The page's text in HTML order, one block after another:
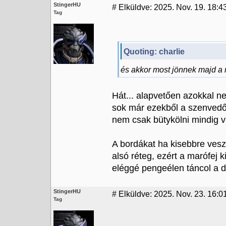
StingerHU
Tag
# Elküldve: 2025. Nov. 19.
Quoting: charlie
és akkor most jönnek majd a
Hát... alapvetően azokkal
sok már ezekből a
nem csak bütykölni mindig
A bordákat ha kisebbre
alsó réteg, ezért a marófej
eléggé pengeélen táncol a
StingerHU
Tag
# Elküldve: 2025. Nov. 23.